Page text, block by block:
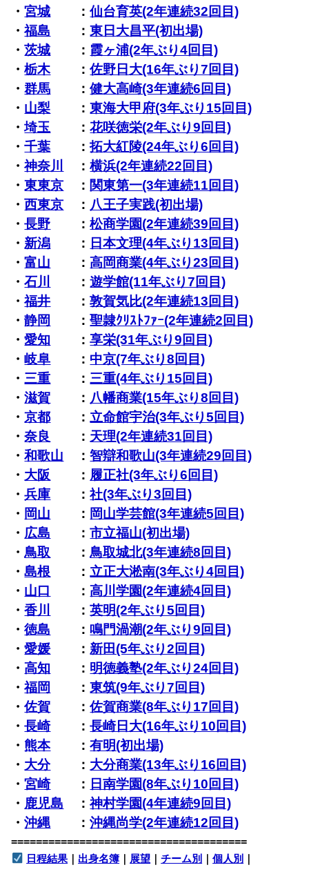
・宮城 ：仙台育英(2年連続32回目)
・福島 ：東日大昌平(初出場)
・茨城 ： 霞ヶ浦(2年ぶり4回目)
・栃木：佐野日大(16年ぶり7回目)
・群馬 ：健大高崎(3年連続6回目)
・ 山梨 ：東海大甲府(3年ぶり15回目)
・埼玉 ：花咲徳栄(2年ぶり9回目)
・千葉 ：拓大紅陵(24年ぶり6回目)
・神奈川 ：横浜(2年連続22回目)
・東東京 ： 関東第一(3年連続11回目)
・西東京 ： 八王子実践(初出場)
・長野 ：松商学園(2年連続39回目)
・ 新潟 ： 日本文理(4年ぶり13回目)
・富山 ：高岡商業(4年ぶり23回目)
・石川 ：遊学館(11年ぶり7回目)
・福井 ：敦賀気比(2年連続13回目)
・静岡 ：聖隷ｸﾘｽﾄﾌｧｰ(2年連続2回目)
・愛知 ：享栄(31年ぶり9回目)
・岐阜 ： 中京(7年ぶり8回目)
・ 三重 ： 三重(4年ぶり15回目)
・滋賀 ： 八幡商業(15年ぶり8回目)
・京都 ： 立命館宇治(3年ぶり5回目)
・奈良 ： 天理(2年連続31回目)
・和歌山 ：智辯和歌山(3年連続29回目)
・ 大阪 ： 履正社(3年ぶり6回目)
・兵庫 ：社(3年ぶり3回目)
・ 岡山 ： 岡山学芸館(3年連続5回目)
・ 広島 ：市立福山(初出場)
・ 鳥取 ： 鳥取城北(3年連続8回目)
・島根 ： 立正大淞南(3年ぶり4回目)
・ 山口 ：高川学園(2年連続4回目)
・香川 ：英明(2年ぶり5回目)
・徳島 ： 鳴門渦潮(2年ぶり9回目)
・愛媛 ： 新田(5年ぶり2回目)
・高知 ： 明徳義塾(2年ぶり24回目)
・福岡 ：東筑(9年ぶり7回目)
・佐賀 ：佐賀商業(8年ぶり17回目)
・長崎：長崎日大(16年ぶり10回目)
・ 熊本：有明(初出場)
・ 大分： 大分商業(13年ぶり16回目)
・宮崎： 日南学園(8年ぶり10回目)
・ 鹿児島 ：神村学園(4年連続9回目)
・沖縄 ：沖縄尚学(2年連続12回目)
======================================
日程結果 ｜ 出身名簿 ｜ 展望 ｜チーム別 ｜個人別 ｜